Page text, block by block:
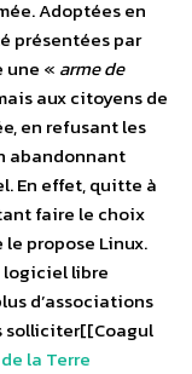
Adoptées en
présentées par
une « arme de
aux citoyens de
en refusant les
abandonnant
En effet, quitte à
faire le choix
le propose Linux.
logiciel libre
d’associations
solliciter[[Coagul
la Terre